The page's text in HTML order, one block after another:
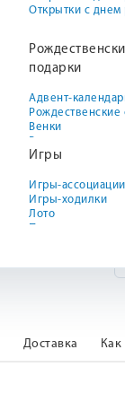
Открытки с
подарки
Адвент-
Рождественские
Венки
Вертепы
Декор
Книги к
Наборы для
Новогодние
Подарочные
Свечи
Игры
Игры-ассоциации
Игры-ходилки
Лото
Пазлы
Доставка Как